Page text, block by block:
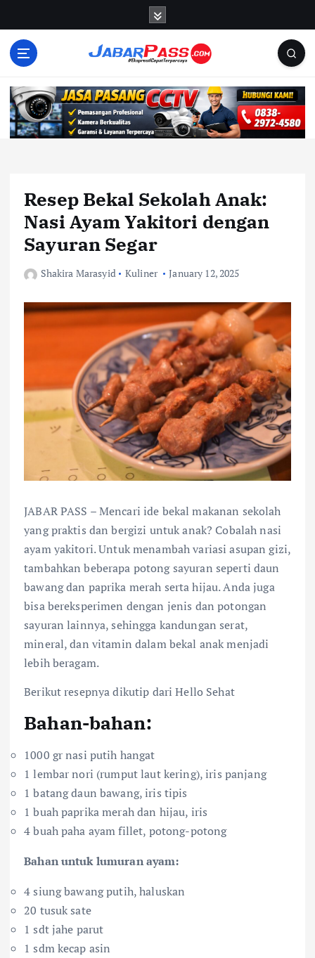
Resep Bekal Sekolah Anak:
Nasi Ayam Yakitori dengan
Sayuran Segar
Shakira Marasyid Kuliner January 12, 2025
JABAR PASS – Mencari ide bekal makanan sekolah
yang praktis dan bergizi untuk anak? Cobalah nasi
ayam yakitori. Untuk menambah variasi asupan gizi,
tambahkan beberapa potong sayuran seperti daun
bawang dan paprika merah serta hijau. Anda juga
bisa bereksperimen dengan jenis dan potongan
sayuran lainnya, sehingga kandungan serat,
mineral, dan vitamin dalam bekal anak menjadi
lebih beragam.
Berikut resepnya dikutip dari Hello Sehat
Bahan-bahan:
1000 gr nasi putih hangat
1 lembar nori (rumput laut kering), iris panjang
1 batang daun bawang, iris tipis
1 buah paprika merah dan hijau, iris
4 buah paha ayam fillet, potong-potong
Bahan untuk lumuran ayam:
4 siung bawang putih, haluskan
20 tusuk sate
1 sdt jahe parut
1 sdm kecap asin